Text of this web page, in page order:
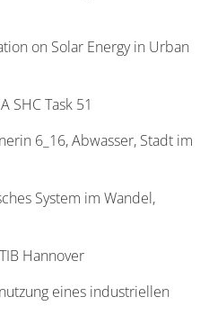
on Solar Energy in Urban
SHC Task 51
6_16, Abwasser, Stadt im
System im Wandel,
Hannover
eines industriellen